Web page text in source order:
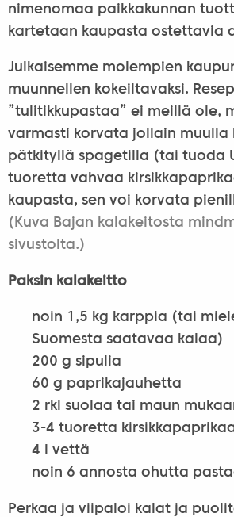
nimenomaa paikkakunnan
kartetaan kaupasta ostettavia
Julkaisemme molempien
muunnellen kokeiltavaksi.
”tulitikkupastaa” ei meillä ole,
varmasti korvata jollain muulla
pätkityllä spagetilla (tai tuoda
tuoretta vahvaa
kaupasta, sen voi korvata
(Kuva Bajan kalakeitosta
sivustolta.)
Paksin kalakeitto
noin 1,5 kg karppia (tai
Suomesta saatavaa kalaa)
200 g sipulia
60 g paprikajauhetta
2 rkl suolaa tai maun
3-4 tuoretta
4 l vettä
noin 6 annosta ohutta
Perkaa ja viipaloi kalat ja